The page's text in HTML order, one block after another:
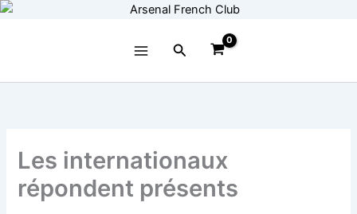
Aller
Rechercher
Les internationaux
répondent présents